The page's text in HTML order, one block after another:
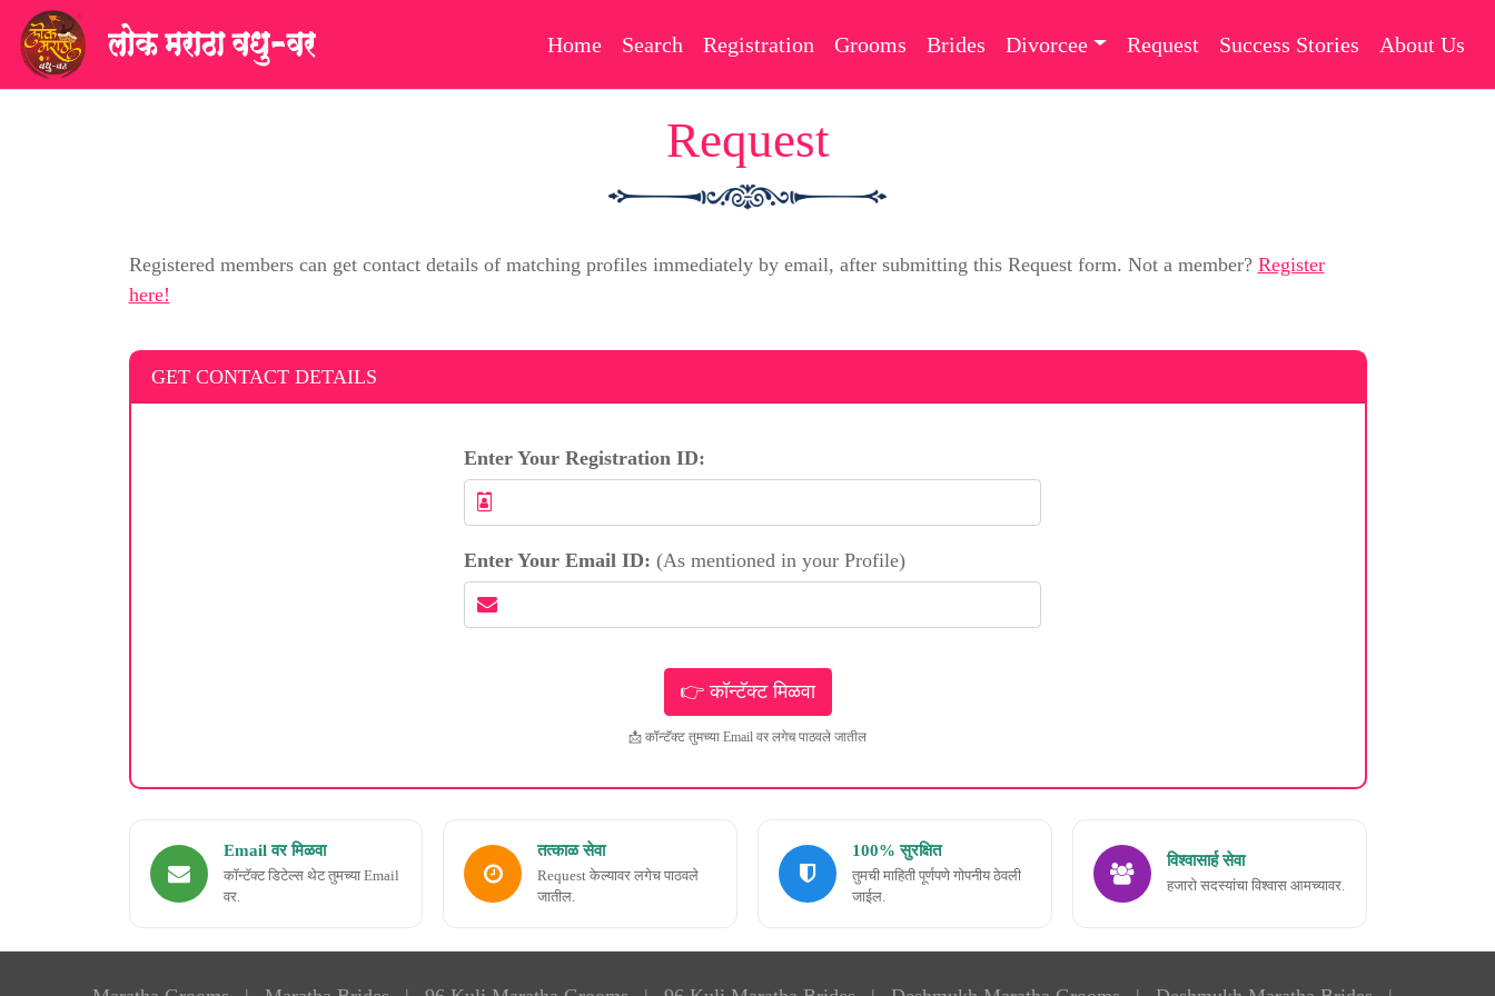
Home Search Registration Grooms Brides Divorcee Request Success Stories About Us
Request
Registered members can get contact details of matching profiles immediately by email, after submitting this Request form. Not a member? Register
here!
GET CONTACT DETAILS
Enter Your Registration ID:
Enter Your Email ID: (As mentioned in your Profile)
📩 कॉन्टॅक्ट तुमच्या Email वर लगेच पाठवले जातील
Email वर मिळवा
कॉन्टॅक्ट डिटेल्स थेट तुमच्या Email
वर.
तत्काळ सेवा
Request केल्यावर लगेच पाठवले
जातील.
100% सुरक्षित
तुमची माहिती पूर्णपणे गोपनीय ठेवली
जाईल.
विश्वासार्ह सेवा
हजारो सदस्यांचा विश्वास आमच्यावर.